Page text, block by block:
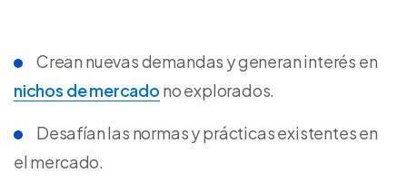
Crean nuevas demandas y generan interés en
nichos de mercado no explorados.
Desafían las normas y prácticas existentes en
el mercado.